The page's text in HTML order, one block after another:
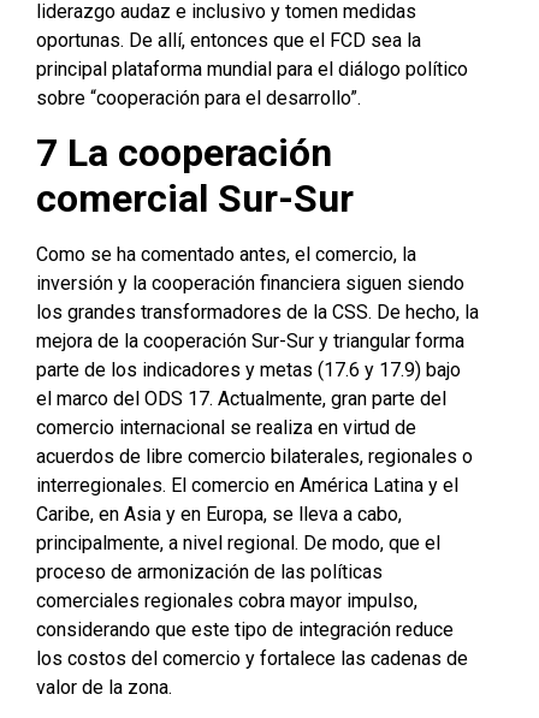
liderazgo audaz e inclusivo y tomen medidas
oportunas. De allí, entonces que el FCD sea la
principal plataforma mundial para el diálogo político
sobre “cooperación para el desarrollo”.
7 La cooperación
comercial Sur-Sur
Como se ha comentado antes, el comercio, la
inversión y la cooperación financiera siguen siendo
los grandes transformadores de la CSS. De hecho, la
mejora de la cooperación Sur-Sur y triangular forma
parte de los indicadores y metas (17.6 y 17.9) bajo
el marco del ODS 17. Actualmente, gran parte del
comercio internacional se realiza en virtud de
acuerdos de libre comercio bilaterales, regionales o
interregionales. El comercio en América Latina y el
Caribe, en Asia y en Europa, se lleva a cabo,
principalmente, a nivel regional. De modo, que el
proceso de armonización de las políticas
comerciales regionales cobra mayor impulso,
considerando que este tipo de integración reduce
los costos del comercio y fortalece las cadenas de
valor de la zona.